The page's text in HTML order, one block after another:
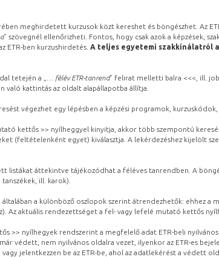
meghirdetett kurzusok közt kereshet és böngészhet. Az
” szövegnél ellenőrizheti. Fontos, hogy csak azok a képzések,
ETR-ben kurzushirdetés. A teljes egyetemi szakkínálatról a
tetején a „ … félév ETR-tanrend” felirat melletti balra <<<, ill.
való kattintás az oldalt alapállapotba állítja.
végezhet egy lépésben a képzési programok,
kettős >> nyílheggyel kinyitja, akkor több szempontú
(feltételenként egyet) kiválasztja. A lekérdezéshez kijelölt
listákat áttekintve tájékozódhat a féléves tanrendben. A
ill. karok).
a különböző oszlopok szerint átrendezhetők: ehhez a
Az aktuális rendezettséget a fel- vagy lefelé mutató kettős
>> nyílhegyek rendszerint a megfelelő adat ETR-beli
védett, nem nyilvános oldalra vezet, ilyenkor az ETR-es
jelentkezzen be az ETR-be, ahol az adatlekérést a védett